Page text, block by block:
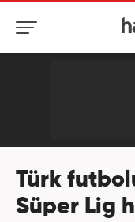
Türk
Süper Lig